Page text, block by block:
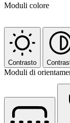
Moduli colore
Contrasto
Moduli di